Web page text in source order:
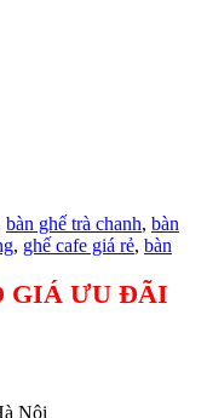
bàn ghế trà chanh, bàn
, ghế cafe giá rẻ, bàn
GIÁ ƯU ĐÃI
Nội